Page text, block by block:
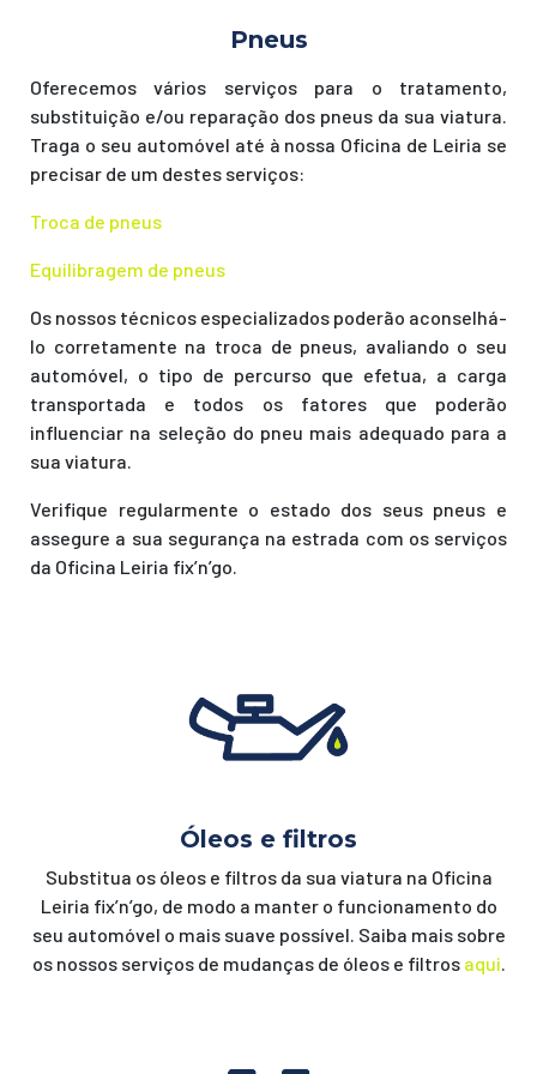
Pneus
Oferecemos vários serviços para o tratamento,
substituição e/ou reparação dos pneus da sua viatura.
Traga o seu automóvel até à nossa Oficina de Leiria se
precisar de um destes serviços:
Troca de pneus
Equilibragem de pneus
Os nossos técnicos especializados poderão aconselhá-
lo corretamente na troca de pneus, avaliando o seu
automóvel, o tipo de percurso que efetua, a carga
transportada e todos os fatores que poderão
influenciar na seleção do pneu mais adequado para a
sua viatura.
Verifique regularmente o estado dos seus pneus e
assegure a sua segurança na estrada com os serviços
da Oficina Leiria fix’n’go.
Óleos e filtros
Substitua os óleos e filtros da sua viatura na Oficina
Leiria fix’n’go, de modo a manter o funcionamento do
seu automóvel o mais suave possível. Saiba mais sobre
os nossos serviços de mudanças de óleos e filtros aqui.